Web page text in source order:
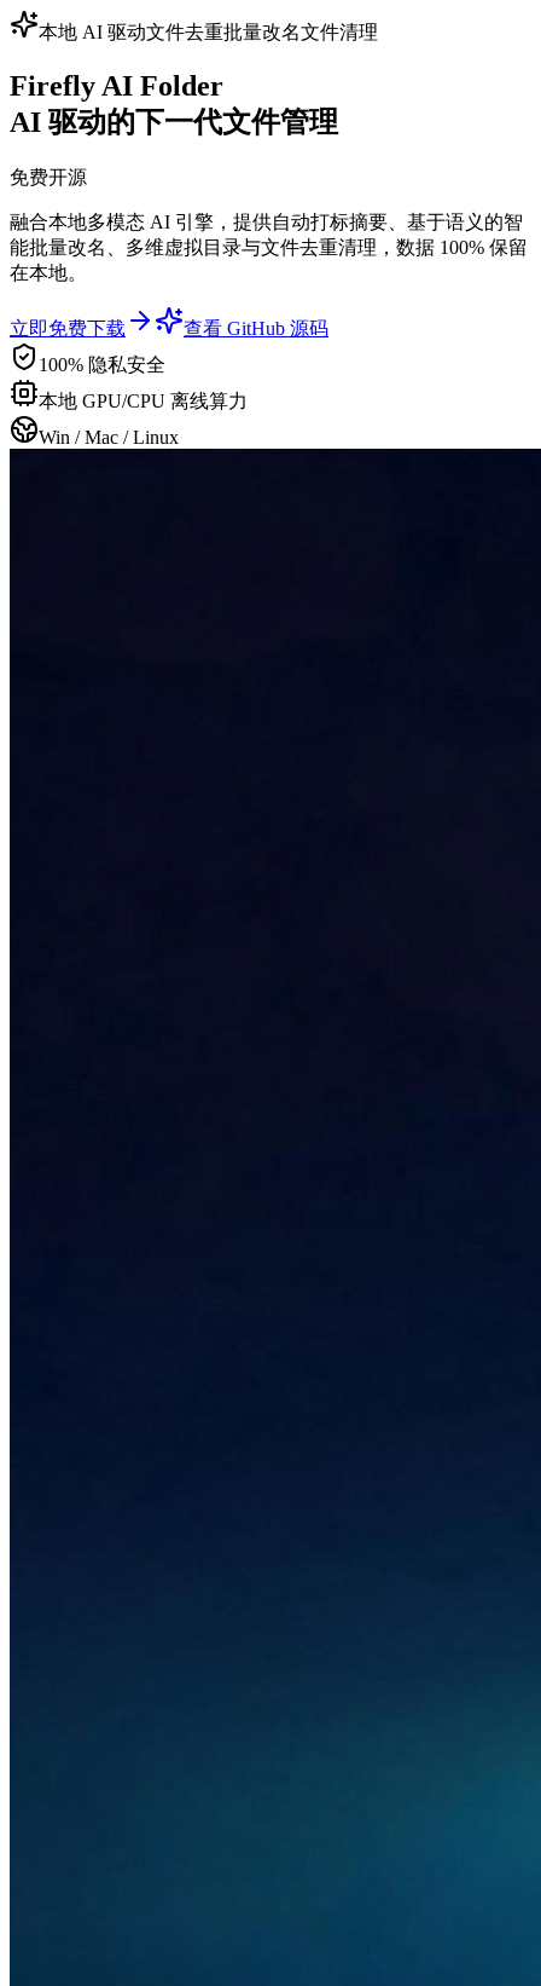
本地 AI 驱动文件去重批量改名文件清理
Firefly AI Folder
AI 驱动的下一代文件管理
免费开源
融合本地多模态 AI 引擎，提供自动打标摘要、基于语义的智
能批量改名、多维虚拟目录与文件去重清理，数据 100% 保留
在本地。
立即免费下载
查看 GitHub 源码
100% 隐私安全
本地 GPU/CPU 离线算力
Win / Mac / Linux